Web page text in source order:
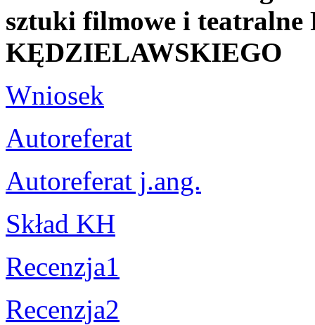
sztuki filmowe i teatralne
KĘDZIELAWSKIEGO
Wniosek
Autoreferat
Autoreferat j.ang.
Skład KH
Recenzja1
Recenzja2